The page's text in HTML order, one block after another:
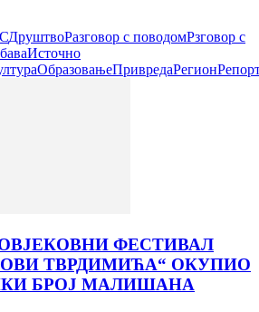
ДруштвоРазговор с поводомРзговор с
Источно
ОбразовањеПривредаРегион
ФЕСТИВАЛ
ТВРДИМИЋА“ ОКУПИО
БРОЈ МАЛИШАНА